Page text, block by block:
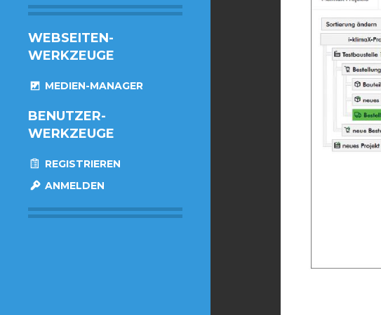
WEBSEITEN-
WERKZEUGE
MEDIEN-MANAGER
BENUTZER-
WERKZEUGE
REGISTRIEREN
ANMELDEN